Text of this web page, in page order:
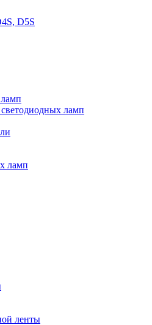
D5S
ламп
ламп
ленты